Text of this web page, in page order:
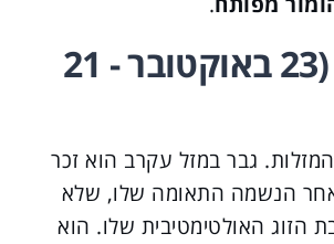
מזל עקרב (23 באוקטובר - 21
גבר במזל עקרב הוא זכר
הנשמה התאומה שלו, שלא
הזוג האולטימטיבית שלו. הוא